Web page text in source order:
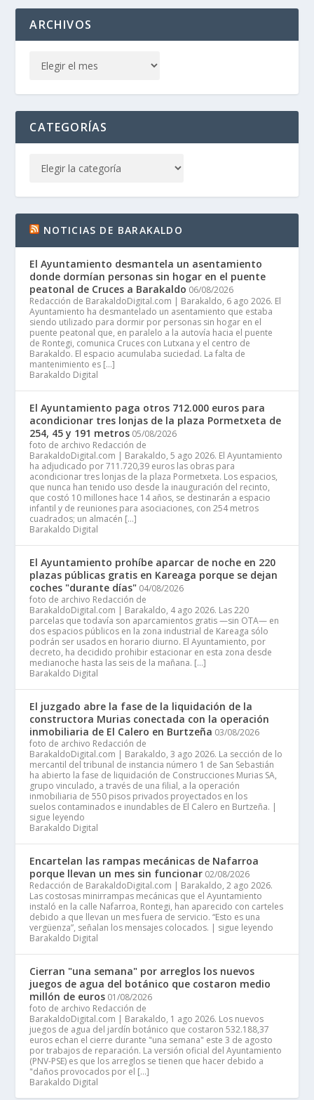
ARCHIVOS
CATEGORÍAS
NOTICIAS DE BARAKALDO
El Ayuntamiento desmantela un asentamiento
donde dormían personas sin hogar en el puente
peatonal de Cruces a Barakaldo 06/08/2026
Redacción de BarakaldoDigital.com | Barakaldo, 6 ago 2026. El
Ayuntamiento ha desmantelado un asentamiento que estaba
siendo utilizado para dormir por personas sin hogar en el
puente peatonal que, en paralelo a la autovía hacia el puente
de Rontegi, comunica Cruces con Lutxana y el centro de
Barakaldo. El espacio acumulaba suciedad. La falta de
mantenimiento es […]
Barakaldo Digital
El Ayuntamiento paga otros 712.000 euros para
acondicionar tres lonjas de la plaza Pormetxeta de
254, 45 y 191 metros 05/08/2026
foto de archivo Redacción de
BarakaldoDigital.com | Barakaldo, 5 ago 2026. El Ayuntamiento
ha adjudicado por 711.720,39 euros las obras para
acondicionar tres lonjas de la plaza Pormetxeta. Los espacios,
que nunca han tenido uso desde la inauguración del recinto,
que costó 10 millones hace 14 años, se destinarán a espacio
infantil y de reuniones para asociaciones, con 254 metros
cuadrados; un almacén […]
Barakaldo Digital
El Ayuntamiento prohíbe aparcar de noche en 220
plazas públicas gratis en Kareaga porque se dejan
coches "durante días" 04/08/2026
foto de archivo Redacción de
BarakaldoDigital.com | Barakaldo, 4 ago 2026. Las 220
parcelas que todavía son aparcamientos gratis —sin OTA— en
dos espacios públicos en la zona industrial de Kareaga sólo
podrán ser usados en horario diurno. El Ayuntamiento, por
decreto, ha decidido prohibir estacionar en esta zona desde
medianoche hasta las seis de la mañana. […]
Barakaldo Digital
El juzgado abre la fase de la liquidación de la
constructora Murias conectada con la operación
inmobiliaria de El Calero en Burtzeña 03/08/2026
foto de archivo Redacción de
BarakaldoDigital.com | Barakaldo, 3 ago 2026. La sección de lo
mercantil del tribunal de instancia número 1 de San Sebastián
ha abierto la fase de liquidación de Construcciones Murias SA,
grupo vinculado, a través de una filial, a la operación
inmobiliaria de 550 pisos privados proyectados en los
suelos contaminados e inundables de El Calero en Burtzeña. |
sigue leyendo
Barakaldo Digital
Encartelan las rampas mecánicas de Nafarroa
porque llevan un mes sin funcionar 02/08/2026
Redacción de BarakaldoDigital.com | Barakaldo, 2 ago 2026.
Las costosas minirrampas mecánicas que el Ayuntamiento
instaló en la calle Nafarroa, Rontegi, han aparecido con carteles
debido a que llevan un mes fuera de servicio. “Esto es una
vergüenza”, señalan los mensajes colocados. | sigue leyendo
Barakaldo Digital
Cierran "una semana" por arreglos los nuevos
juegos de agua del botánico que costaron medio
millón de euros 01/08/2026
foto de archivo Redacción de
BarakaldoDigital.com | Barakaldo, 1 ago 2026. Los nuevos
juegos de agua del jardín botánico que costaron 532.188,37
euros echan el cierre durante "una semana" este 3 de agosto
por trabajos de reparación. La versión oficial del Ayuntamiento
(PNV-PSE) es que los arreglos se tienen que hacer debido a
"daños provocados por el […]
Barakaldo Digital